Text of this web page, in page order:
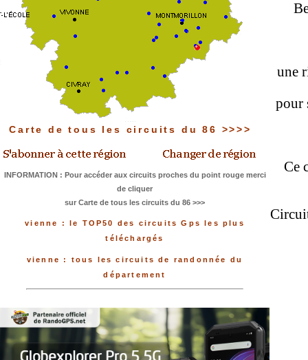
Carte de tous les circuits du 86 >>>>
INFORMATION : Pour accéder aux circuits proches du point rouge merci
de cliquer
sur Carte de tous les circuits du 86 >>>
vienne : le TOP50 des circuits Gps les plus
téléchargés
vienne : tous les circuits de randonnée du
département
une
pour
Ce